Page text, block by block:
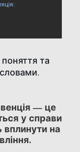
та
— це
у справи
вплинути на